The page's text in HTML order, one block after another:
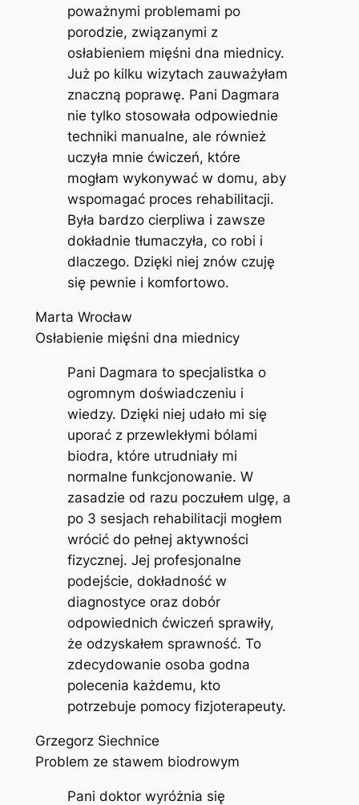
poważnymi problemami po
porodzie, związanymi z
osłabieniem mięśni dna miednicy.
Już po kilku wizytach zauważyłam
znaczną poprawę. Pani Dagmara
nie tylko stosowała odpowiednie
techniki manualne, ale również
uczyła mnie ćwiczeń, które
mogłam wykonywać w domu, aby
wspomagać proces rehabilitacji.
Była bardzo cierpliwa i zawsze
dokładnie tłumaczyła, co robi i
dlaczego. Dzięki niej znów czuję
się pewnie i komfortowo.
Marta Wrocław
Osłabienie mięśni dna miednicy
Pani Dagmara to specjalistka o
ogromnym doświadczeniu i
wiedzy. Dzięki niej udało mi się
uporać z przewlekłymi bólami
biodra, które utrudniały mi
normalne funkcjonowanie. W
zasadzie od razu poczułem ulgę, a
po 3 sesjach rehabilitacji mogłem
wrócić do pełnej aktywności
fizycznej. Jej profesjonalne
podejście, dokładność w
diagnostyce oraz dobór
odpowiednich ćwiczeń sprawiły,
że odzyskałem sprawność. To
zdecydowanie osoba godna
polecenia każdemu, kto
potrzebuje pomocy fizjoterapeuty.
Grzegorz Siechnice
Problem ze stawem biodrowym
Pani doktor wyróżnia się